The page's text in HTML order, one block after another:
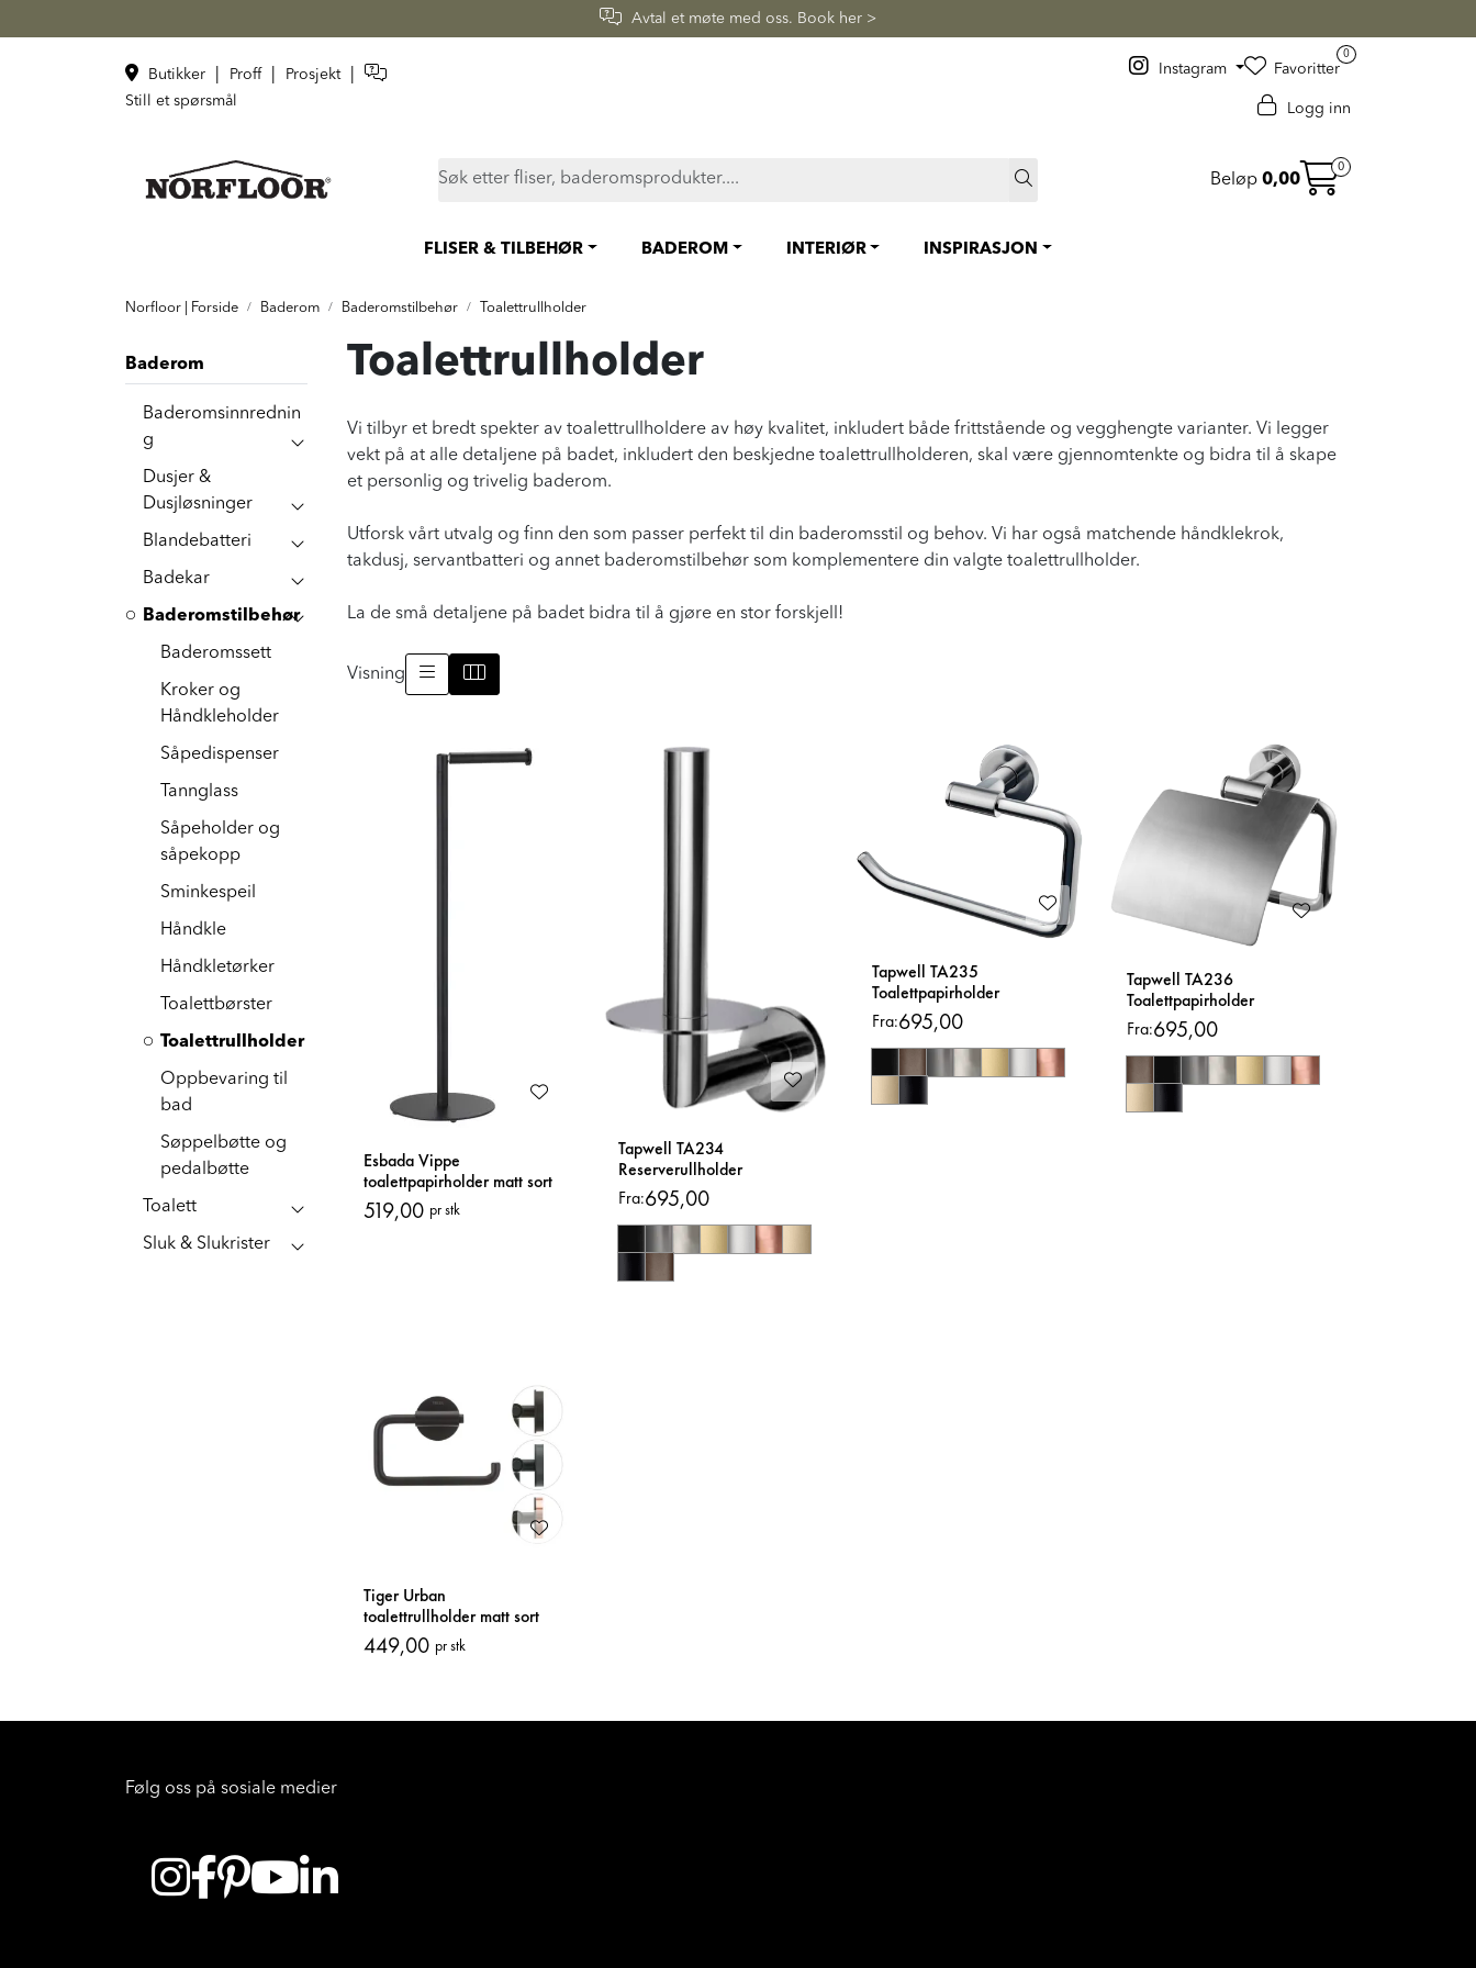
Avtal et møte med oss. Book her >
Butikker Proff Prosjekt
Still et spørsmål
Instagram
0
Favoritter
Logg inn
Beløp 0,00
0
FLISER & TILBEHØR BADEROM INTERIØR INSPIRASJON
Norfloor | Forside Baderom Baderomstilbehør Toalettrullholder
Baderom
Baderomsinnrednin
g
Dusjer &
Dusjløsninger
Blandebatteri
Badekar
Baderomstilbehør
Baderomssett
Kroker og
Håndkleholder
Såpedispenser
Tannglass
Såpeholder og
såpekopp
Sminkespeil
Håndkle
Håndkletørker
Toalettbørster
Toalettrullholder
Oppbevaring til
bad
Søppelbøtte og
pedalbøtte
Toalett
Sluk & Slukrister
Toalettrullholder
Vi tilbyr et bredt spekter av toalettrullholdere av høy kvalitet, inkludert både frittstående og vegghengte varianter. Vi legger
vekt på at alle detaljene på badet, inkludert den beskjedne toalettrullholderen, skal være gjennomtenkte og bidra til å skape
et personlig og trivelig baderom.
Utforsk vårt utvalg og finn den som passer perfekt til din baderomsstil og behov. Vi har også matchende håndklekrok,
takdusj, servantbatteri og annet baderomstilbehør som komplementere din valgte toalettrullholder.
La de små detaljene på badet bidra til å gjøre en stor forskjell!
Visning
Esbada Vippe
toalettpapirholder matt sort
rund
519,00 pr stk
Tapwell TA234
Reserverullholder
Fra:695,00
Tapwell TA235
Toalettpapirholder
Fra:695,00
Tapwell TA236
Toalettpapirholder
Fra:695,00
Tiger Urban
toalettrullholder matt sort
449,00 pr stk
Følg oss på sosiale medier